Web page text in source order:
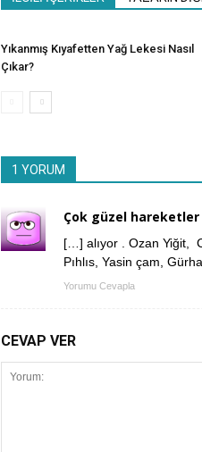
Yıkanmış Kıyafetten Yağ Lekesi Nasıl
Çıkar?
1 YORUM
Çok güzel hareketler
[…] alıyor . Ozan Yiğit,
Pıhlıs, Yasin çam,
Yorumu Cevapla
CEVAP VER